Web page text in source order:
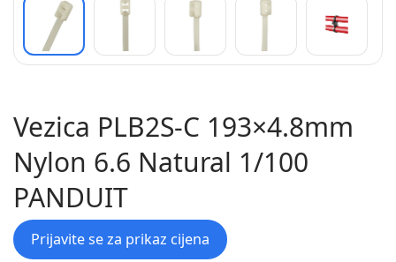
Vezica PLB2S-C 193×4.8mm
Nylon 6.6 Natural 1/100
PANDUIT
Prijavite se za prikaz cijena